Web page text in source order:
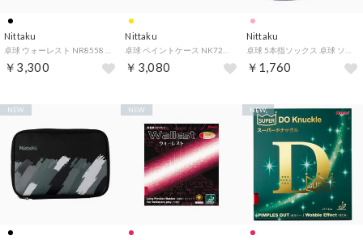
Nittaku
￥3,300
Nittaku
￥3,080
Nittaku
￥1,760
NEW NEW NEW